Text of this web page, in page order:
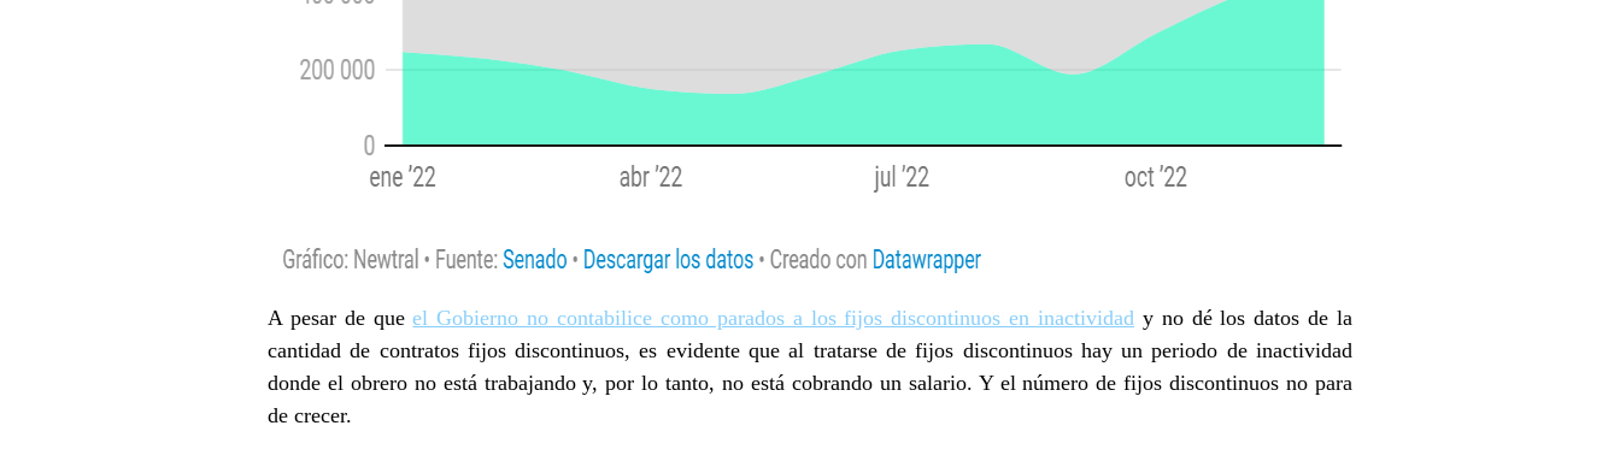
A pesar de queel Gobierno no contabilice como parados a los fijos discontinuos en inactividad y no dé los datos de la
cantidad de contratos fijos discontinuos, es evidente que al tratarse de fijos discontinuos hay un periodo de inactividad
donde el obrero no está trabajando y, por lo tanto, no está cobrando un salario. Y el número de fijos discontinuos no para
de crecer.